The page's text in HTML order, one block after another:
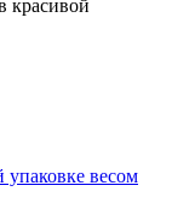
красивой